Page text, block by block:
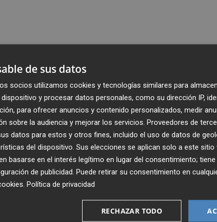
Recibe toda la actualidad de
Plaza Podcast en tu correo
de sus datos
socios utilizamos cookies y tecnologías similares para
y procesar datos personales, como su dirección IP,
para ofrecer anuncios y contenido personalizados, medir
sobre la audiencia y mejorar los servicios. Proveedores de
datos para estos y otros fines, incluido el uso de datos de
del dispositivo. Sus elecciones se aplican solo a este sitio
basarse en el interés legítimo en lugar del consentimiento;
de publicidad . Puede retirar su consentimiento en
Política de privacidad
RECHAZAR TODO